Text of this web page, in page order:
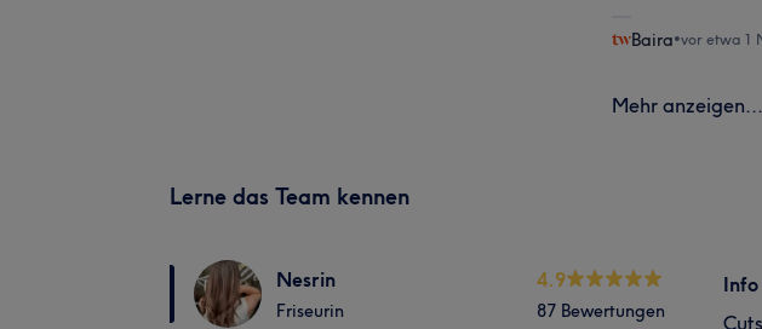
Baira•vor etwa 1
Mehr anzeigen...
Lerne das Team kennen
Nesrin
Friseurin
4.9
87 Bewertungen
Info